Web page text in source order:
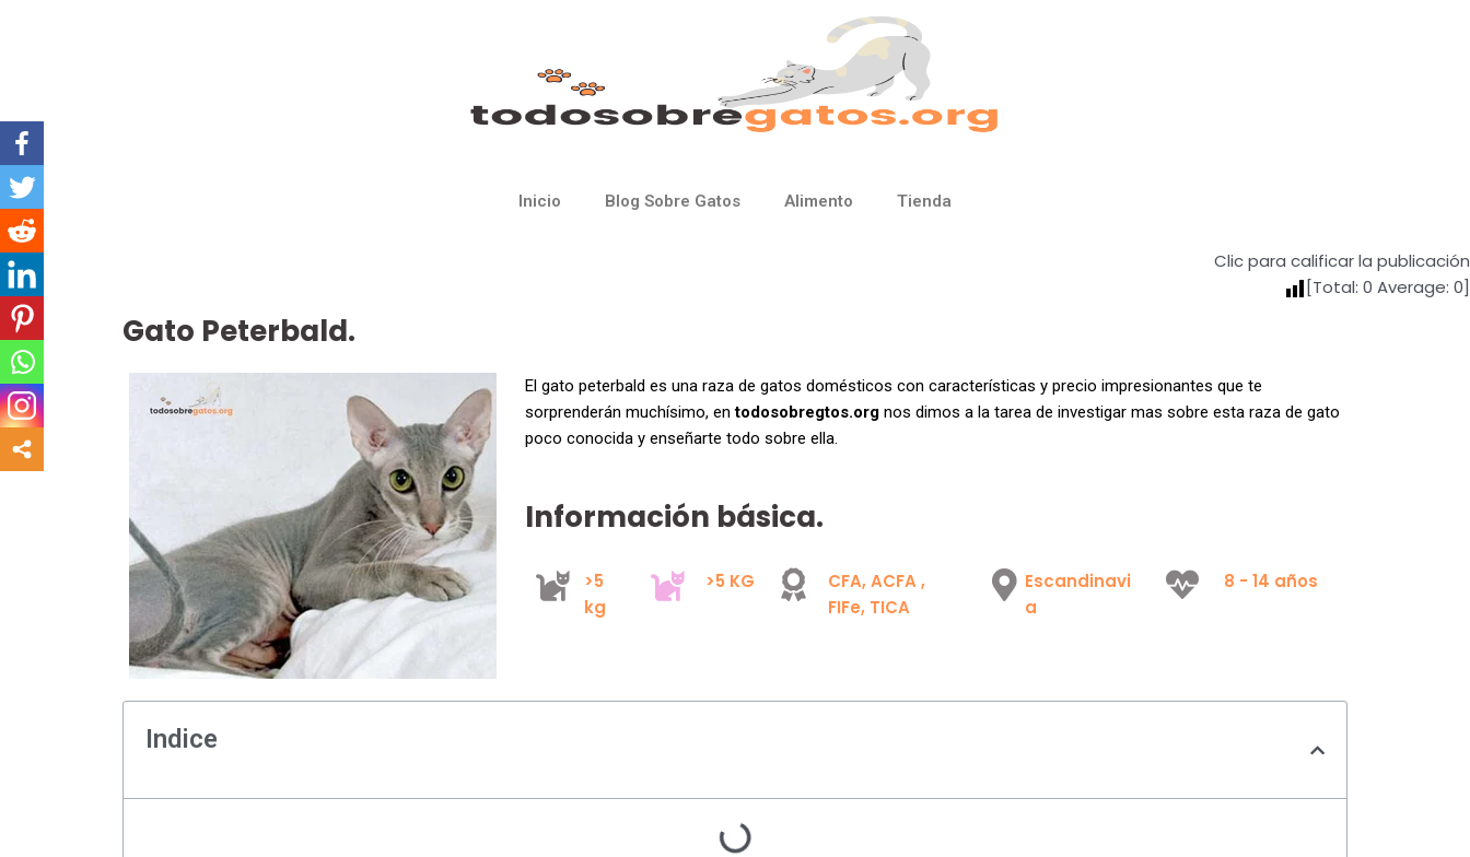
Inicio Blog Sobre Gatos Alimento Tienda
Clic para calificar la publicación
[Total: 0 Average: 0]
Gato Peterbald.
El gato peterbald es una raza de gatos domésticos con características y precio impresionantes que te
sorprenderán muchísimo, entodosobregtos.org nos dimos a la tarea de investigar mas sobre esta raza de gato
poco conocida y enseñarte todo sobre ella.
Información básica.
>5
kg
>5 KG
CFA, ACFA ,
FIFe, TICA
Escandinavi
a
8 - 14 años
Indice